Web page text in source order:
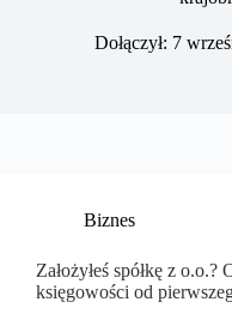
Dołączył: 7
Biznes
Założyłeś spółkę z
księgowości od